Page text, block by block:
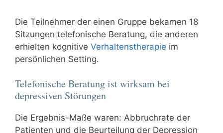
Die Teilnehmer der einen Gruppe bekamen 18
Sitzungen telefonische Beratung, die anderen
erhielten kognitive Verhaltenstherapie im
persönlichen Setting.
Telefonische Beratung ist wirksam bei
depressiven Störungen
Die Ergebnis-Maße waren: Abbruchrate der
Patienten und die Beurteilung der Depression